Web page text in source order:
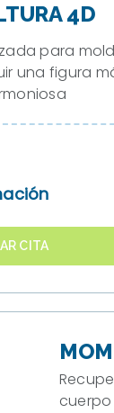
4D
para
una figura
CITA
cuerpo